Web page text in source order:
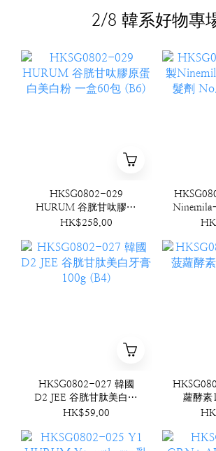
2/8 韓系好物專
HKSG0802-029
HURUM 谷胱甘呔膠原
蛋白美白粉 一盒60包
HK$258.00
Ninemila
劑
HKSG0802-027 韓國
D2 JEE 谷胱甘肽美白牙
膏 100g (B4)
HK$59.00
蘿酵素